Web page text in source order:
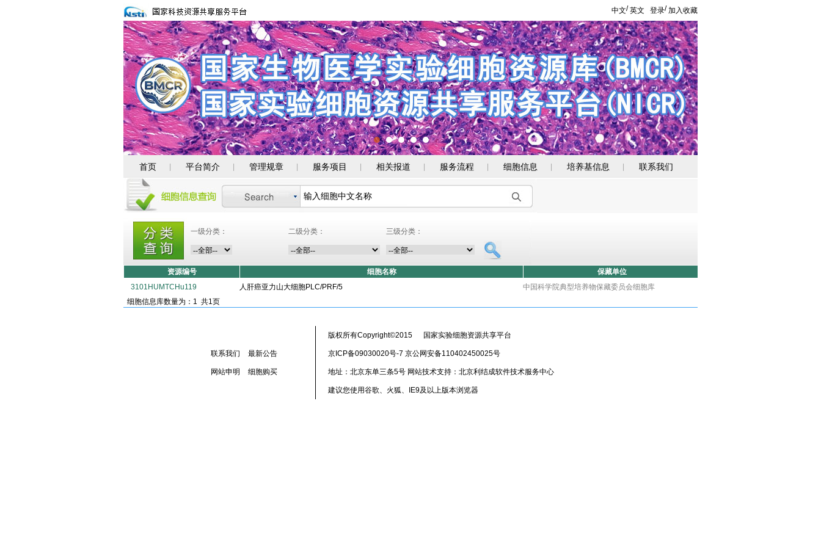
中文/英文 登录/加入收藏
首页 平台简介 管理规章 服务项目 相关报道 服务流程 细胞信息 培养基信息 联系我们
一级分类： 二级分类： 三级分类：
资源编号 细胞名称
保藏单位
3101HUMTCHu119
人肝癌亚力山大细胞PLC/PRF/5
中国科学院典型培养物保藏委员会细胞库
细胞信息库数量为：1 共1页
联系我们 最新公告
网站申明 细胞购买
版权所有Copyright©2015 国家实验细胞资源共享平台
京ICP备09030020号-7 京公网安备110402450025号
地址：北京东单三条5号 网站技术支持：北京利结成软件技术服务中心
建议您使用谷歌、火狐、IE9及以上版本浏览器